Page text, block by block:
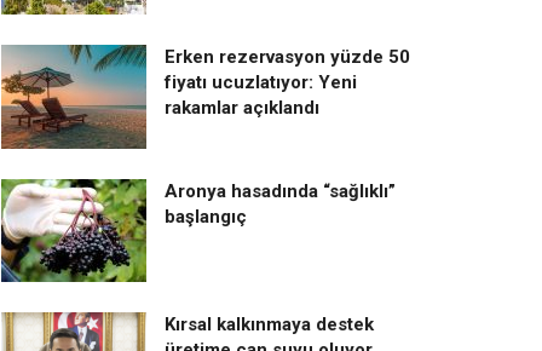
Erken rezervasyon yüzde 50
fiyatı ucuzlatıyor: Yeni
rakamlar açıklandı
Aronya hasadında “sağlıklı”
başlangıç
Kırsal kalkınmaya destek